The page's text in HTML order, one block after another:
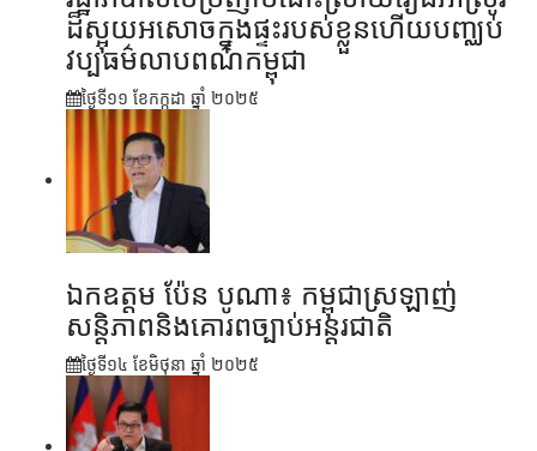
ដ៏ស្អុយអសោចក្នុងផ្ទះរបស់ខ្លួនហើយបញ្ឈប់
វប្បធម៌លាបពណ៌កម្ពុជា
ថ្ងៃទី១១ ខែ​កក្កដា ឆ្នាំ ២០២៥
ឯកឧត្តម ប៉ែន បូណា៖ កម្ពុជាស្រឡាញ់
សន្តិភាពនិងគោរពច្បាប់អន្តរជាតិ
ថ្ងៃទី១៤ ខែ​មិថុនា ឆ្នាំ ២០២៥